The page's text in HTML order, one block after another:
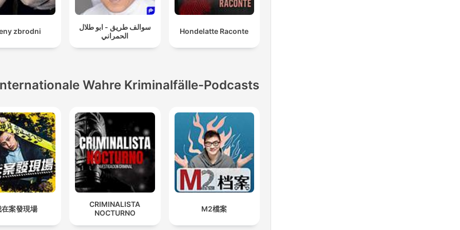
zbrodni
سوالف طريق - ابو طلال
الحمراني
Hondelatte Raconte
Wahre Kriminalfälle-Podcasts
案發現場
CRIMINALISTA
NOCTURNO
M2檔案